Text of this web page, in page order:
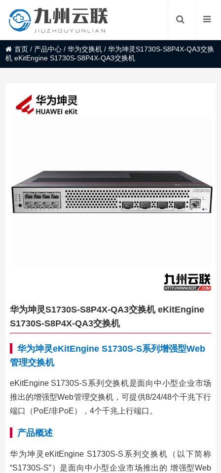
首页 / 产品中心 /华为交换机 /华为坤灵S1730S-S8P4X-QA3交换
机 eKitEngine S1730S-S8P4X-QA3交换机
华为坤灵S1730S-S8P4X-QA3交换机 eKitEngine
S1730S-S8P4X-QA3交换机
华为坤灵eKitEngine S1730S-S系列增强型Web
管理交换机
eKitEngine S1730S-S系列交换机是面向中小型企业市场
推出的增强型Web管理交换机，可提供8/24/48个千兆下行
端口（PoE/非PoE），4个千兆上行端口。
产品概述
华为坤灵eKitEngine S1730S-S系列交换机（以下简称
“S1730S-S”）是面向中小型企业市场推出的 增强型Web